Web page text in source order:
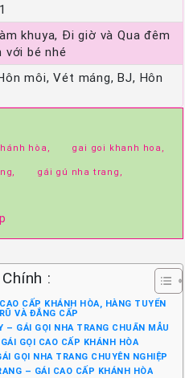
khuya, Đi giờ và Qua đêm
với bé nhé
môi, Vét máng, BJ, Hôn
hòa, gai goi khanh hoa,
gái gú nha trang,
:
CẤP KHÁNH HÒA, HÀNG TUYỂN
VÀ ĐẲNG CẤP
– GÁI GỌI NHA TRANG CHUẨN MẪU
GỌI CAO CẤP KHÁNH HÒA
GỌI NHA TRANG CHUYÊN NGHIỆP
– GÁI CAO CẤP KHÁNH HÒA